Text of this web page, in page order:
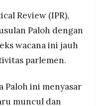
Review (IPR),
Paloh dengan
wacana ini jauh
parlemen.
Paloh ini menyasar
muncul dan